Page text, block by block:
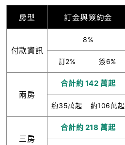
房型 訂金與簽約金
付款資訊
8%
訂2% 簽6%
兩房
合計約 142 萬起
約35萬起
約106萬起
三房
合計約 218 萬起